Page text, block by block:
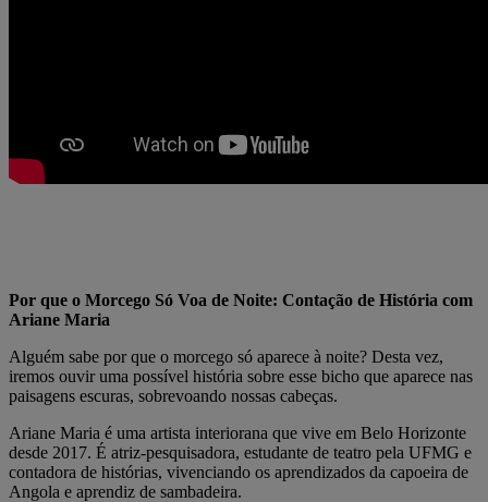
Por que o Morcego Só Voa de Noite: Contação de História com
Ariane Maria
Alguém sabe por que o morcego só aparece à noite? Desta vez,
iremos ouvir uma possível história sobre esse bicho que aparece nas
paisagens escuras, sobrevoando nossas cabeças.
Ariane Maria é uma artista interiorana que vive em Belo Horizonte
desde 2017. É atriz-pesquisadora, estudante de teatro pela UFMG e
contadora de histórias, vivenciando os aprendizados da capoeira de
Angola e aprendiz de sambadeira.